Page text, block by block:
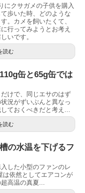
にクサガメの子供を購入
歩いた時、どのような
。カメを飼いたくて、
行ってみようとお考え
いです。
読む
缶と65g缶では
けで、同じエサのはず
況がずいぶんと異なっ
ておくべきだと考え...
読む
の水温を下げるフ
した小型のファンのレ
は依然としてエアコンが
高温の真夏...